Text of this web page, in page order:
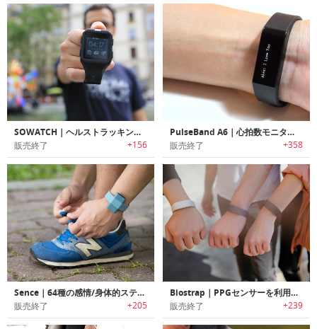
SOWATCH｜ヘルストラッキング機能搭載スマートウォッチ「ソーウォッチ 」
販売終了 +156
PulseBand A6｜心拍数モニター搭載低価格多機能スマートバンド「パルスバンド」
販売終了 +358
Sence｜64種の感情/身体的ステータスをトラッキング可能なヘルス/感情トラッカー「センス」
販売終了 +205
Biostrap｜PPGセンサーを利用して健康状態を把握可能なクリニカル品質マルチデバイスウェアラブルプラットフォーム 「バイオストラップ」
販売終了 +239